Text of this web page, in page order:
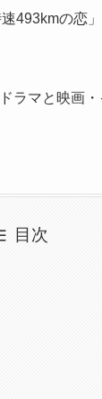
493kmの恋
ラマと映画
目次